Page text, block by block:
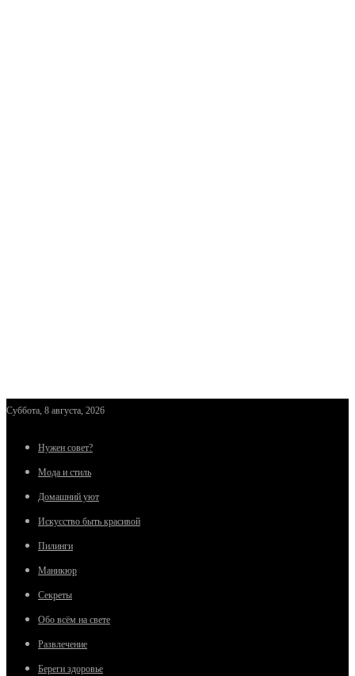
Суббота, 8 августа, 2026
Нужен совет?
Мода и стиль
Домашний уют
Искусство быть красивой
Пилинги
Маникюр
Секреты
Обо всём на свете
Развлечение
Береги здоровье